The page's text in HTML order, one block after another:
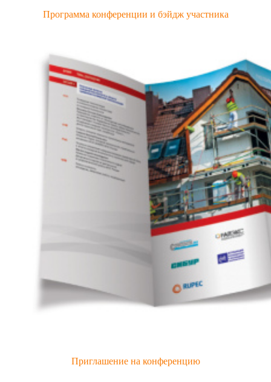
Программа конференции и бэйдж участника
Приглашение на конференцию